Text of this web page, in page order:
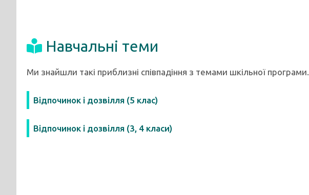
Навчальні теми
Ми знайшли такі приблизні співпадіння з темами шкільної програми.
Відпочинок і дозвілля (5 клас)
Відпочинок і дозвілля (3, 4 класи)